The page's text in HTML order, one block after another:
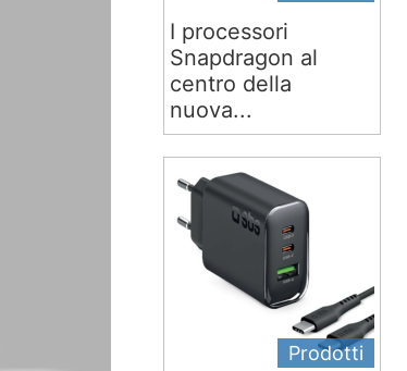
I processori
Snapdragon al
centro della
nuova...
Prodotti